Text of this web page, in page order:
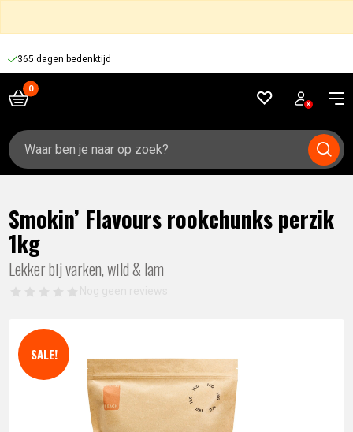
365 dagen bedenktijd
Zoeken
naar:
Smokin’ Flavours rookchunks perzik
1kg
Lekker bij varken, wild & lam
SALE!